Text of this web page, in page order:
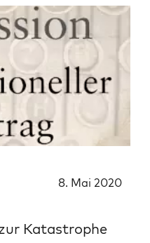
8. Mai 2020
Katastrophe